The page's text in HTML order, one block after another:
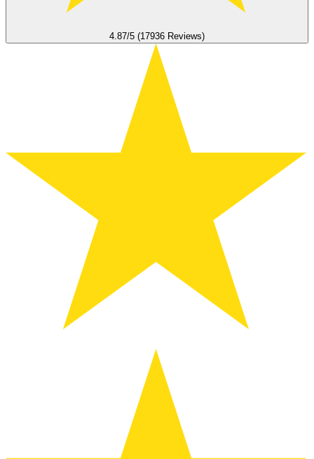
4.87/5 (17936 Reviews)